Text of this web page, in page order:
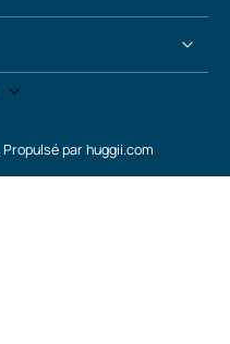
Propulsé par huggii.com